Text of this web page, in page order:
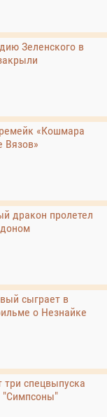
Зеленского в
«Кошмара
Вязов»
дракон пролетел
сыграет в
о Незнайке
три спецвыпуска
"Симпсоны"